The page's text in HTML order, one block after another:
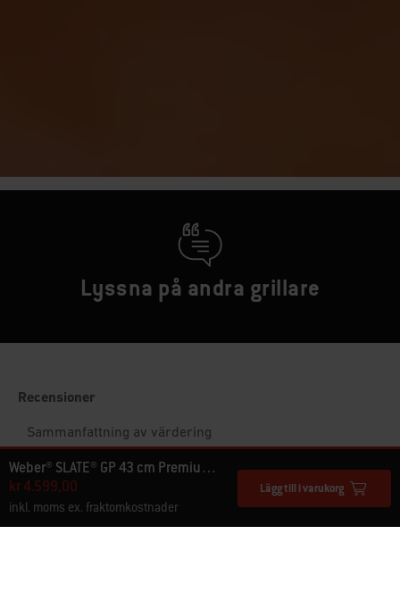
Weber® SLATE® GP 43 cm Premium stekbord
kr 4.599,00
inkl. moms ex. fraktomkostnader
Lägg till i varukorg
Lyssna på andra grillare